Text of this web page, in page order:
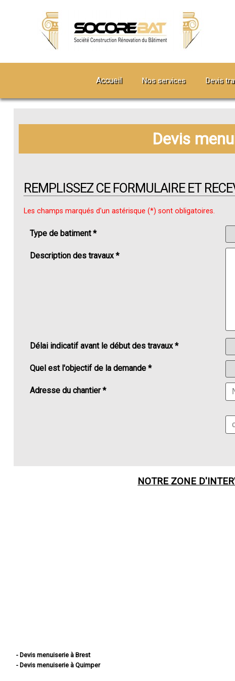
Accueil Nos services Devis
Devis
REMPLISSEZ CE FORMULAIRE ET
Les champs marqués d'un astérisque (*) sont obligatoires.
Type de batiment *
Description des travaux *
Délai indicatif avant le début des travaux *
Quel est l'objectif de la demande *
Adresse du chantier *
NOTRE ZONE
- Devis menuiserie à Brest
- Devis menuiserie à Quimper